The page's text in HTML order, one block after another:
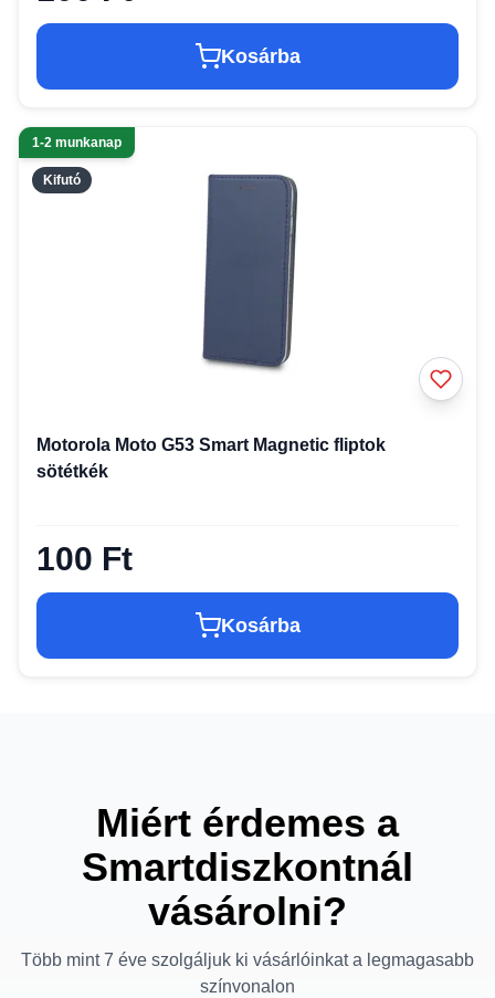
Kosárba
Kifutó
1-2 munkanap
Motorola Moto G53 Smart Magnetic fliptok
sötétkék
100 Ft
Kosárba
Miért érdemes a
Smartdiszkontnál
vásárolni?
Több mint 7 éve szolgáljuk ki vásárlóinkat a legmagasabb
színvonalon